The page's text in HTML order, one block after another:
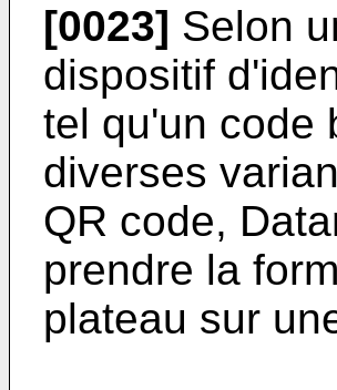
[0023] Selon
dispositif
tel qu'un code
diverses
QR code,
prendre la
plateau sur